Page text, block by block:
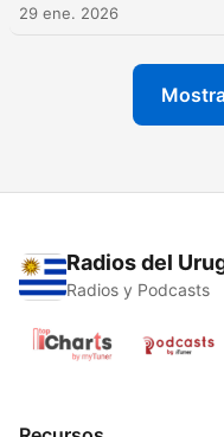
29 ene. 2026
Radios del
Radios y Podcasts